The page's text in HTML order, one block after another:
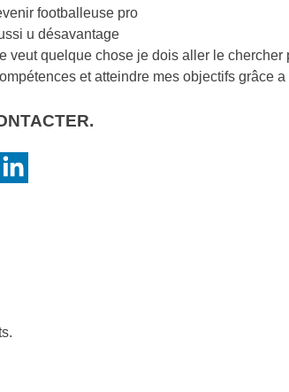
footballeuse pro
u désavantage
quelque chose je dois aller le chercher
et atteindre mes objectifs grâce